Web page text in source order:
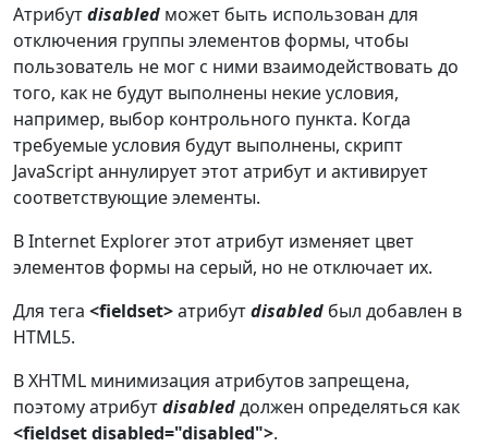
Атрибутdisabled может быть использован для
отключения группы элементов формы, чтобы
пользователь не мог с ними взаимодействовать до
того, как не будут выполнены некие условия,
например, выбор контрольного пункта. Когда
требуемые условия будут выполнены, скрипт
JavaScript аннулирует этот атрибут и активирует
соответствующие элементы.
В Internet Explorer этот атрибут изменяет цвет
элементов формы на серый, но не отключает их.
Для тега <fieldset>атрибутdisabled был добавлен в
HTML5.
В XHTML минимизация атрибутов запрещена,
поэтому атрибутdisabledдолжен определяться как
<fieldset disabled="disabled">.